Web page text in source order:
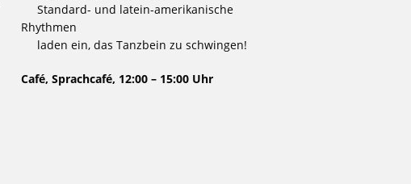
Standard- und latein-amerikanische
Rhythmen
laden ein, das Tanzbein zu schwingen!
Café, Sprachcafé, 12:00 – 15:00 Uhr